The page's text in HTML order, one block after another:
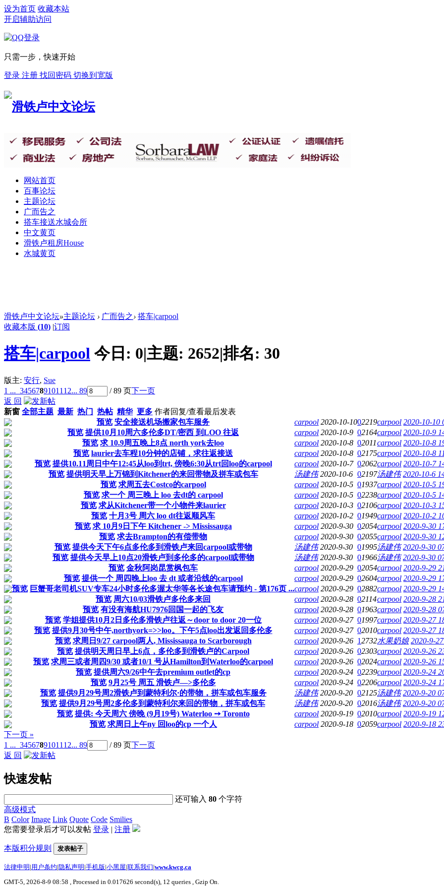
设为首页 收藏本站
开启辅助访问
只需一步，快速开始
登录 注册 找回密码 切换到宽版
网站首页
百事论坛
主题论坛
广而告之
搭车接送水城会所
中文黄页
滑铁卢租房House
水城黄页
滑铁卢中文论坛»主题论坛 › 广而告之› 搭车|carpool
收藏本版 (10) |订阅
搭车|carpool 今日: 0|主题: 2652|排名: 30
版主: 安行, Sue
1 ... 34567891011 12... 89 / 89 页下一页
返 回
新窗 全部主题 最新 热门 热帖 精华 更多 作者回复/查看最后发表
预览 安全接送机场搬家包车服务 carpool 2020-10-1002219carpool 2020-10-10
预览 提供10月10周六多伦多DT/密西 到LOO 往返 carpool 2020-10-9 02164carpool 2020-10-9
预览 求 10.9周五晚上8点 north york去loo carpool 2020-10-8 02011carpool 2020-10-8
预览 laurier去车程10分钟的店铺，求往返接送 carpool 2020-10-8 02175carpool 2020-10-8
预览 提供10.11周日中午12:45从loo到trt, 傍晚6:30从trt回loo的carpool carpool 2020-10-7 02062carpool 2020-10-7
预览 提供明天早上万锦到Kitchener的来回带物及拼车或包车 汤建伟 2020-10-6 02197汤建伟 2020-10-6
预览 求周五去Costco的carpool carpool 2020-10-5 01937carpool 2020-10-5
预览 求一个 周三晚上 loo 去dt的 carpool carpool 2020-10-5 02238carpool 2020-10-5
预览 求从Kitchener带一个小物件来laurier carpool 2020-10-3 02106carpool 2020-10-3
预览 十月3号 周六 loo dt往返顺风车 carpool 2020-10-2 01949carpool 2020-10-2
预览 求 10月9日下午 Kitchener -> Mississauga carpool 2020-9-30 02054carpool 2020-9-30
预览 求去Brampton的有偿带物 carpool 2020-9-30 02055carpool 2020-9-30
预览 提供今天下午6点多伦多到滑铁卢来回carpool或带物 汤建伟 2020-9-30 01995汤建伟 2020-9-30
预览 提供今天早上10点20滑铁卢到多伦多的carpool或带物 汤建伟 2020-9-30 01966汤建伟 2020-9-30
预览 金秋阿岗昆赏枫包车 carpool 2020-9-29 02054carpool 2020-9-29
预览 提供一个 周四晚上loo 去 dt 或者沿线的carpool carpool 2020-9-29 02604carpool 2020-9-29
预览 巨蟹哥老司机SUV专车24小时多伦多渥太华等各长途包车请预约 - 第176页 ...carpool 2020-9-29 02882carpool 2020-9-29
预览 周六10/03滑铁卢多伦多来回 carpool 2020-9-28 02114carpool 2020-9-28
预览 有没有海航HU7976回国一起的飞友 carpool 2020-9-28 01963carpool 2020-9-28
预览 学姐提供10月2日多伦多滑铁卢往返～door to door 20一位 carpool 2020-9-27 01997carpool 2020-9-27
预览 提供9月30号中午,northyork=>>loo。下午5点loo出发返回多伦多 carpool 2020-9-27 02010carpool 2020-9-27
预览 求周日9/27 carpool两人, Mississauga to Scarborough carpool 2020-9-26 12732水果奶娘 2020-9-
预览 提供明天周日早上6点，多伦多到滑铁卢的Carpool carpool 2020-9-26 02303carpool 2020-9-26
预览 求周三或者周四9/30 或者10/1 号从Hamilton到Waterloo的carpool carpool 2020-9-26 02024carpool 2020-9-26
预览 提供周六9/26中午去premium outlet的cp carpool 2020-9-24 02239carpool 2020-9-24
预览 9月25号 周五 滑铁卢—>多伦多 carpool 2020-9-24 02206carpool 2020-9-24
预览 提供9月29号周2滑铁卢到蒙特利尔·的带物，拼车或包车服务 汤建伟 2020-9-20 02125汤建伟 2020-9-20
预览 提供9月29号周2多伦多到蒙特利尔来回的带物，拼车或包车 汤建伟 2020-9-20 02016汤建伟 2020-9-20
预览 提供: 今天周六 傍晚 (9月19号) Waterloo ➙ Toronto carpool 2020-9-19 02010carpool 2020-9-19
预览 求周日上午ny 回loo的cp 一个人 carpool 2020-9-18 02059carpool 2020-9-18
下一页 »
1 ... 34567891011 12... 89 / 89 页下一页
返 回
快速发帖
还可输入80 个字符
高级模式
B Color Image Link Quote Code Smilies
您需要登录后才可以发帖 登录 | 注册
本版积分规则 发表帖子
法律申明|用户条约|隐私声明|手机版|小黑屋|联系我们|www.kwcg.ca
GMT-5, 2026-8-9 08:58 , Processed in 0.017626 second(s), 12 queries , Gzip On.